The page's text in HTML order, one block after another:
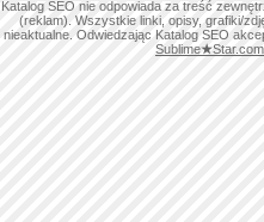
Katalog SEO nie odpowiada za treść
(reklam). Wszystkie linki, opisy, grafiki/
nieaktualne. Odwiedzając Katalog SEO
Sublime★